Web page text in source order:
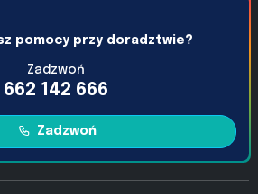
pomocy przy doradztwie?
Zadzwoń
662 142 666
Zadzwoń